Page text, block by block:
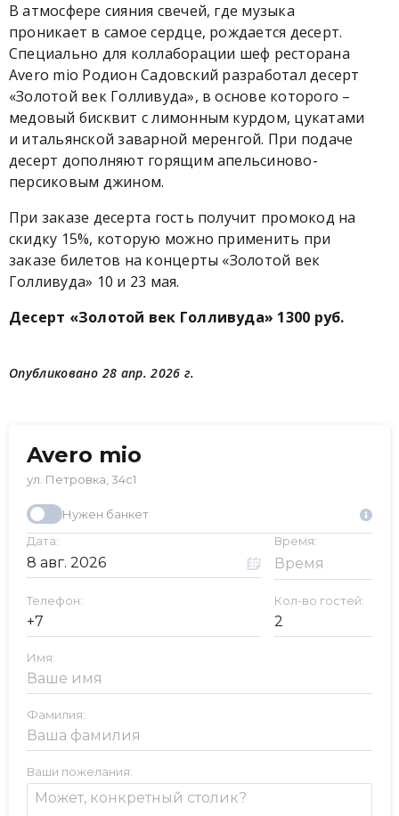
В атмосфере сияния свечей, где музыка
проникает в самое сердце, рождается десерт.
Специально для коллаборации шеф ресторана
Avero mio Родион Садовский разработал десерт
«Золотой век Голливуда», в основе которого –
медовый бисквит с лимонным курдом, цукатами
и итальянской заварной меренгой. При подаче
десерт дополняют горящим апельсиново-
персиковым джином.
При заказе десерта гость получит промокод на
скидку 15%, которую можно применить при
заказе билетов на концерты «Золотой век
Голливуда» 10 и 23 мая.
Десерт «Золотой век Голливуда» 1300 руб.
Опубликовано 28 апр. 2026 г.
Avero mio
ул. Петровка, 34с1
Нужен банкет
Дата:
Время:
Телефон: Кол-во гостей:
Имя:
Фамилия:
Ваши пожелания: